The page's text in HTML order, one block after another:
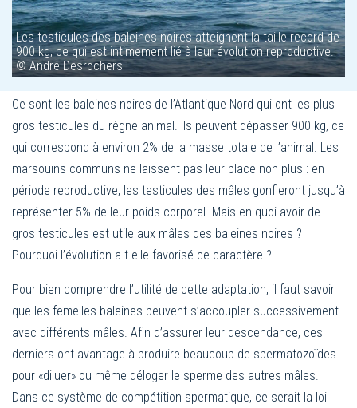
Les testicules des baleines noires atteignent la taille record de
900 kg, ce qui est intimement lié à leur évolution reproductive.
© André Desrochers
Ce sont les baleines noires de l’Atlantique Nord qui ont les plus
gros testicules du règne animal. Ils peuvent dépasser 900 kg, ce
qui correspond à environ 2% de la masse totale de l’animal. Les
marsouins communs ne laissent pas leur place non plus : en
période reproductive, les testicules des mâles gonfleront jusqu’à
représenter 5% de leur poids corporel. Mais en quoi avoir de
gros testicules est utile aux mâles des baleines noires ?
Pourquoi l’évolution a-t-elle favorisé ce caractère ?
Pour bien comprendre l’utilité de cette adaptation, il faut savoir
que les femelles baleines peuvent s’accoupler successivement
avec différents mâles. Afin d’assurer leur descendance, ces
derniers ont avantage à produire beaucoup de spermatozoïdes
pour «diluer» ou même déloger le sperme des autres mâles.
Dans ce système de compétition spermatique, ce serait la loi